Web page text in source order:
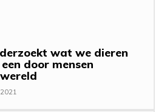
wat we dieren
door mensen